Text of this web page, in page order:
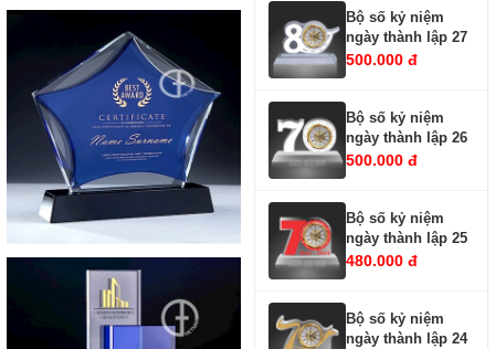
Bộ số kỷ niệm
ngày thành lập 27
500.000 đ
Bộ số kỷ niệm
ngày thành lập 26
500.000 đ
Bộ số kỷ niệm
ngày thành lập 25
480.000 đ
Bộ số kỷ niệm
ngày thành lập 24